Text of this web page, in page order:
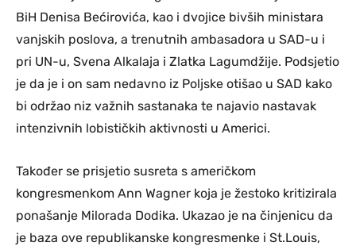
BiH Denisa Bećirovića, kao i dvojice bivših ministara
vanjskih poslova, a trenutnih ambasadora u SAD-u i
pri UN-u, Svena Alkalaja i Zlatka Lagumdžije. Podsjetio
je da je i on sam nedavno iz Poljske otišao u SAD kako
bi održao niz važnih sastanaka te najavio nastavak
intenzivnih lobističkih aktivnosti u Americi.
Također se prisjetio susreta s američkom
kongresmenkom Ann Wagner koja je žestoko kritizirala
ponašanje Milorada Dodika. Ukazao je na činjenicu da
je baza ove republikanske kongresmenke i St.Louis,